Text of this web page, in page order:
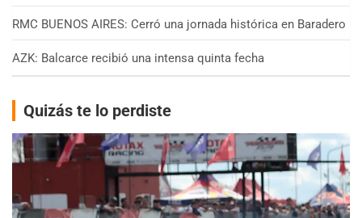
RMC BUENOS AIRES: Cerró una jornada histórica en Baradero
AZK: Balcarce recibió una intensa quinta fecha
Quizás te lo perdiste